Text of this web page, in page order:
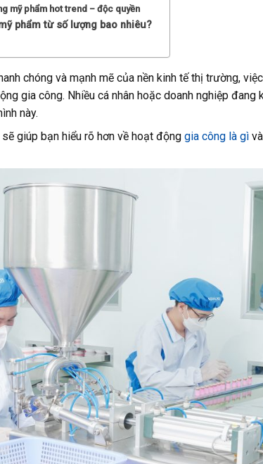
mỹ phẩm hot trend – độc quyền
phẩm từ số lượng bao nhiêu?
chóng và mạnh mẽ của nền kinh tế thị trường,
gia công. Nhiều cá nhân hoặc doanh nghiệp
này.
giúp bạn hiểu rõ hơn về hoạt động gia công là gì